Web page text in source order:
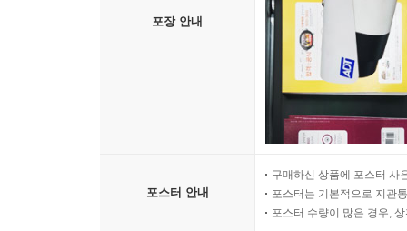
포장 안내
포스터 안내
구매하신 상품에 포스터 사
포스터는 기본적으로 지관
포스터 수량이 많은 경우,